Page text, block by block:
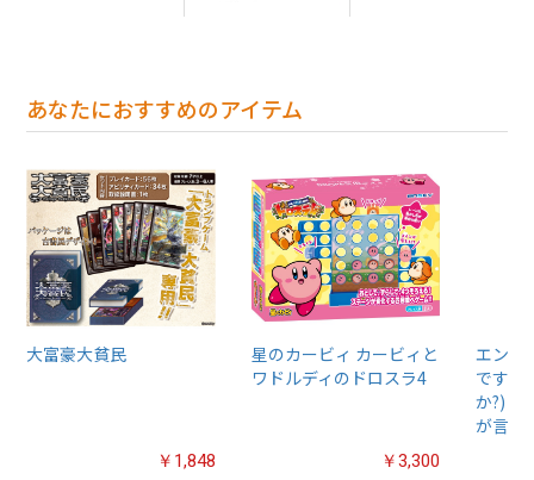
あなたにおすすめのアイテム
大富豪大貧民
￥1,848
星のカービィ カービィと
ワドルディのドロスラ4
￥3,300
エン
ですか
か?)こ
が言わ